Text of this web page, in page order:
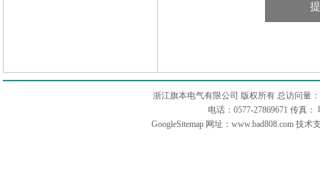
浙江旗本电气有限公司 版权所有 总访问量：
电话：0577-27869671 传真
GoogleSitemap 网址：www.bad808.com 技